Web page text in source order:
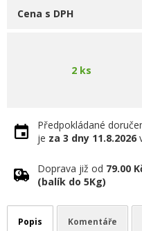
Cena s DPH
2 ks
Předpokládané
je za 3 dny 11.8.2026
Doprava již od 79.00
(balík do 5Kg)
Popis Komentáře